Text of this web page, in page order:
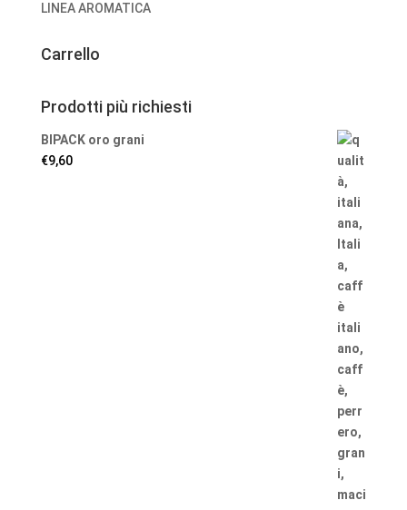
LINEA AROMATICA
Carrello
Prodotti più richiesti
BIPACK oro grani
€9,60